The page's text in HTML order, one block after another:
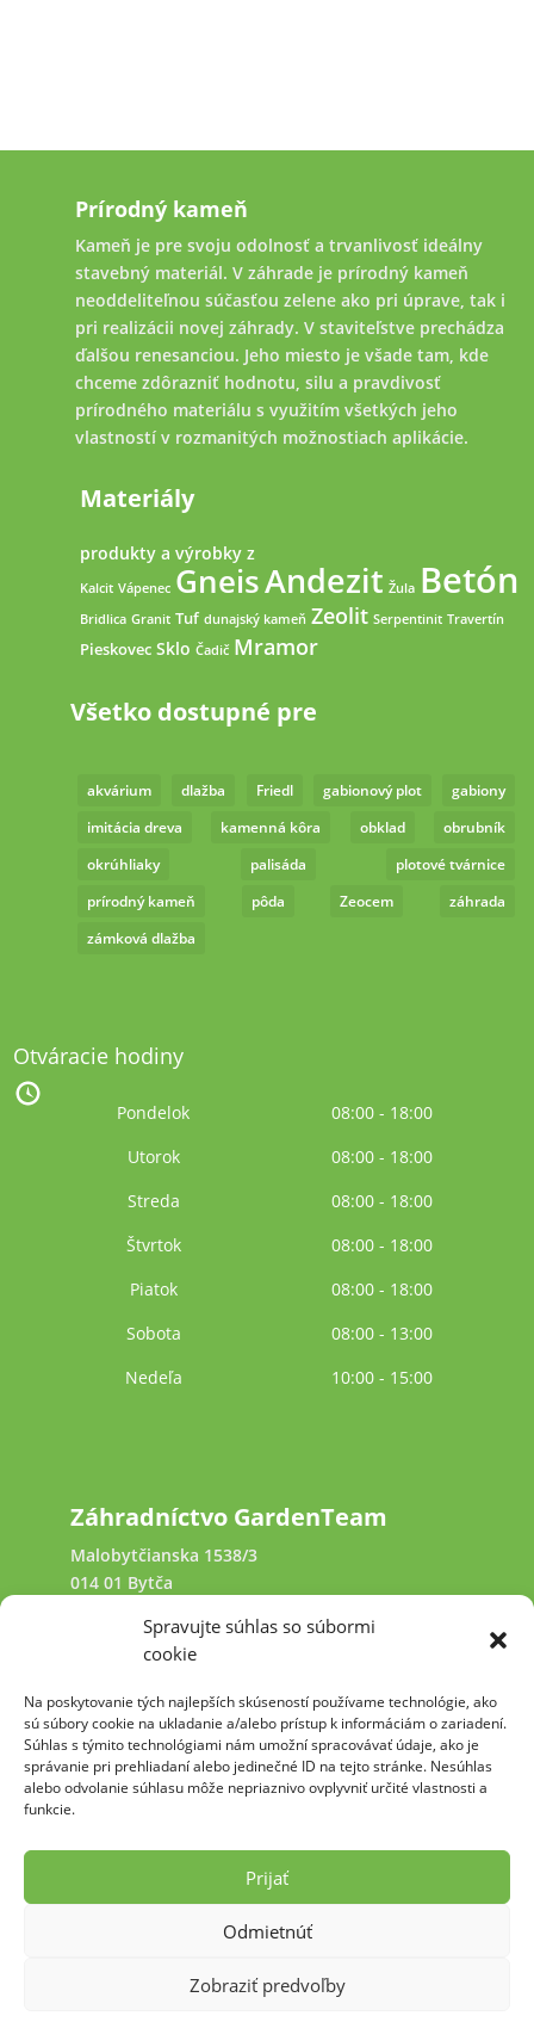
Spravujte súhlas so súbormi
cookie
Na poskytovanie tých najlepších skúseností používame technológie, ako
sú súbory cookie na ukladanie a/alebo prístup k informáciám o zariadení.
Súhlas s týmito technológiami nám umožní spracovávať údaje, ako je
správanie pri prehliadaní alebo jedinečné ID na tejto stránke. Nesúhlas
alebo odvolanie súhlasu môže nepriaznivo ovplyvniť určité vlastnosti a
funkcie.
Prijať
Odmietnúť
Zobraziť predvoľby
Prírodný kameň
Kameň je pre svoju odolnosť a trvanlivosť ideálny
stavebný materiál. V záhrade je prírodný kameň
neoddeliteľnou súčasťou zelene ako pri úprave, tak i
pri realizácii novej záhrady. V staviteľstve prechádza
ďalšou renesanciou. Jeho miesto je všade tam, kde
chceme zdôrazniť hodnotu, silu a pravdivosť
prírodného materiálu s využitím všetkých jeho
vlastností v rozmanitých možnostiach aplikácie.
Materiály
produkty a výrobky z
Kalcit Vápenec GneisAndezit Žula Betón
Bridlica Granit Tuf dunajský kameň Zeolit Serpentinit Travertín
Pieskovec Sklo Čadič Mramor
Všetko dostupné pre
akvárium dlažba Friedl gabionový plot
gabiony
imitácia dreva
kamenná kôra obklad
obrubník
okrúhliaky
palisáda
plotové tvárnice
prírodný kameň
pôda Zeocem
záhrada
zámková dlažba
Otváracie hodiny
Pondelok
08:00 - 18:00
Utorok
08:00 - 18:00
Streda
08:00 - 18:00
Štvrtok
08:00 - 18:00
Piatok
08:00 - 18:00
Sobota
08:00 - 13:00
Nedeľa
10:00 - 15:00
Záhradníctvo GardenTeam
Malobytčianska 1538/3
014 01 Bytča
+421 940 641 231
kamennysvet@garden-team.sk
kamennysvet.sk vytvoril: PECREA.com
Zásady ochrany osobných údajov